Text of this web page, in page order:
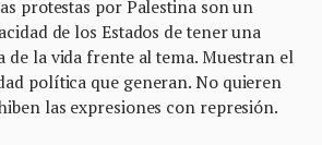
protestas por Palestina son un
de los Estados de tener una
de la vida frente al tema. Muestran el
política que generan. No quieren
las expresiones con represión.